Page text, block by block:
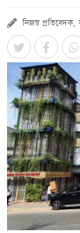
নিজস্ব প্রতিবেদক,